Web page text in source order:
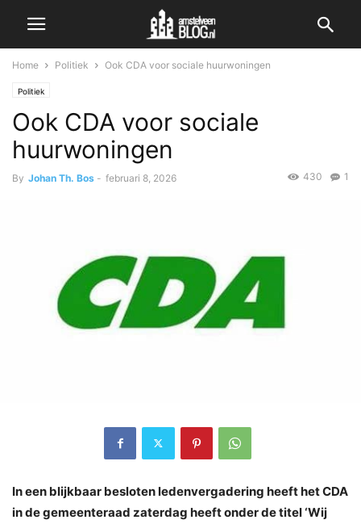
Home Politiek Ook CDA voor sociale huurwoningen
Politiek
Ook CDA voor sociale
huurwoningen
By Johan Th. Bos - februari 8, 2026 1
430
In een blijkbaar besloten ledenvergadering heeft het CDA
in de gemeenteraad zaterdag heeft onder de titel ‘Wij